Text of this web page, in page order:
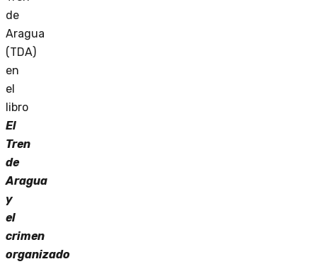
de
Aragua
(TDA)
en
el
libro
El
Tren
de
Aragua
y
el
crimen
organizado